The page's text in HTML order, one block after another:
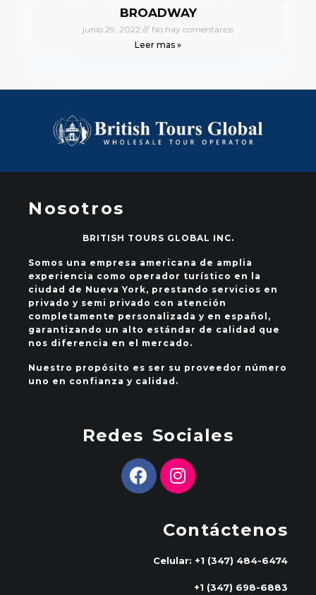
BROADWAY
junio 29, 2022
No hay comentarios
Leer mas »
Nosotros
BRITISH TOURS GLOBAL INC.
Somos una empresa americana de amplia
experiencia como operador turístico en la
ciudad de Nueva York, prestando servicios en
privado y semi privado con atención
completamente personalizada y en español,
garantizando un alto estándar de calidad que
nos diferencia en el mercado.
Nuestro propósito es ser su proveedor número
uno en confianza y calidad.
Redes Sociales
Contáctenos
Celular: +1 (347) 484-6474
+1 (347) 698-6883